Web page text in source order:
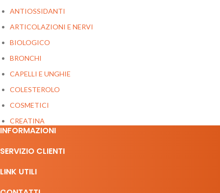
ANTIOSSIDANTI
ARTICOLAZIONI E NERVI
BIOLOGICO
BRONCHI
CAPELLI E UNGHIE
COLESTEROLO
COSMETICI
CREATINA
DIFESE IMMUNITARIE
DOLCIFICANTI
INFORMAZIONI
SERVIZIO CLIENTI
LINK UTILI